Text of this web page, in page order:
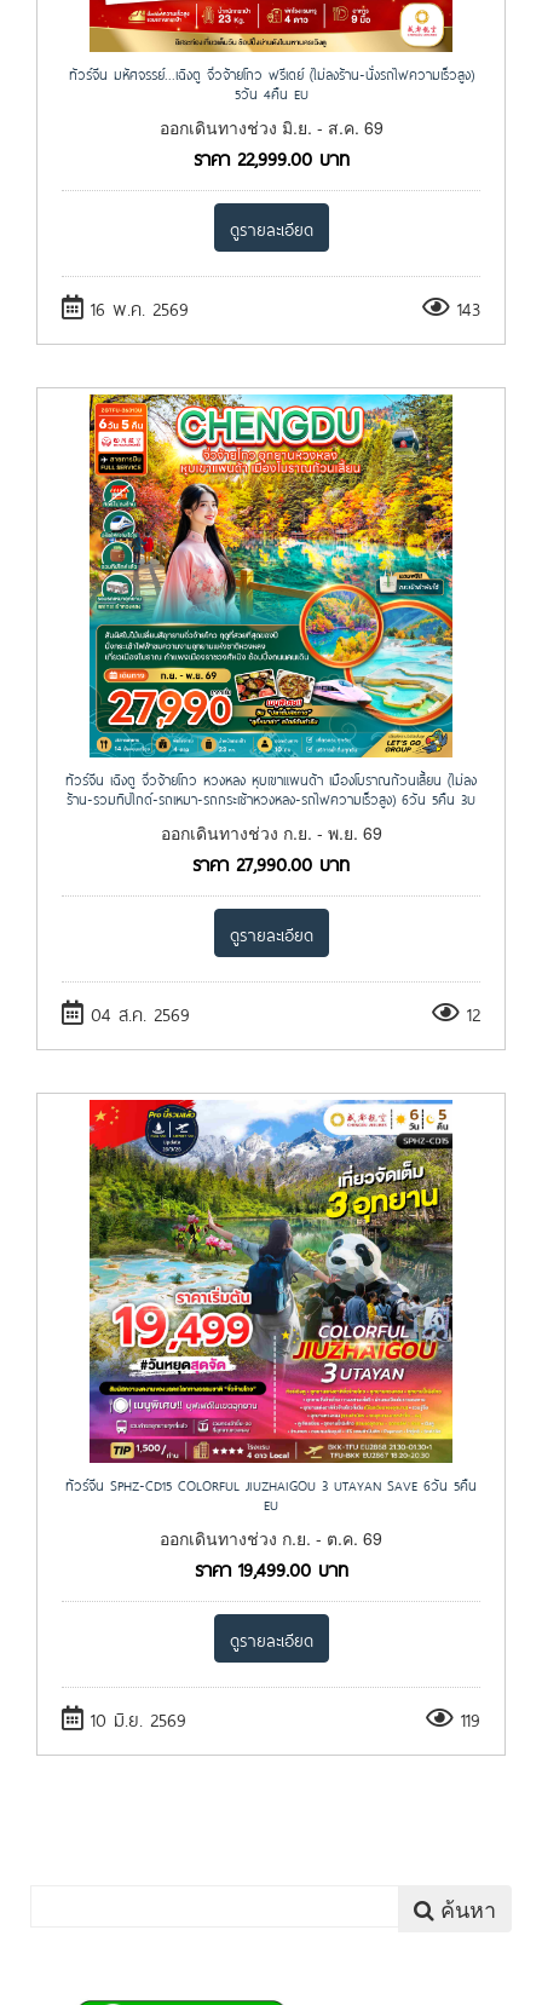
ทัวร์จีน มหัศจรรย์...เฉิงตู จิ่วจ้ายโกว ฟรีเดย์ (ไม่ลงร้าน-นั่งรถไฟความเร็วสูง)
5วัน 4คืน EU
ออกเดินทางช่วง มิ.ย. - ส.ค. 69
ราคา 22,999.00บาท
ดูรายละเอียด
16 พ.ค. 2569 143
ทัวร์จีน เฉิงตู จิ่วจ้ายโกว หวงหลง หุบเขาแพนด้า เมืองโบราณก้วนเสี้ยน (ไม่ลง
ร้าน-รวมทิปไกด์-รถเหมา-รถกระเช้าหวงหลง-รถไฟความเร็วสูง) 6วัน 5คืน 3U
ออกเดินทางช่วง ก.ย. - พ.ย. 69
ราคา 27,990.00 บาท
ดูรายละเอียด
04 ส.ค. 2569 12
ทัวร์จีน SPHZ-CD15 COLORFUL JIUZHAIGOU 3 UTAYAN SAVE 6วัน 5คืน
EU
ออกเดินทางช่วง ก.ย. - ต.ค. 69
ราคา 19,499.00บาท
ดูรายละเอียด
10 มิ.ย. 2569 119
ค้นหา